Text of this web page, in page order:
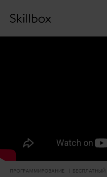
ПРОГРАММИРОВАНИЕ БЕСПЛАТНЫЙ